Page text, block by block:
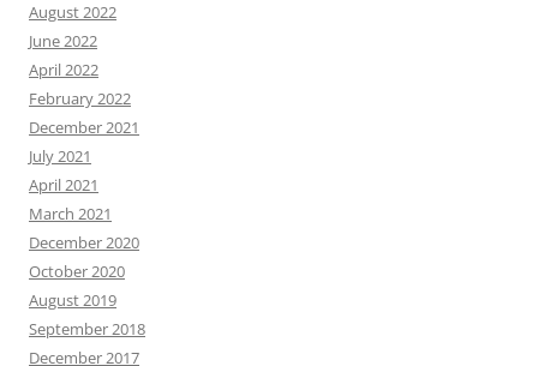
August 2022
June 2022
April 2022
February 2022
December 2021
July 2021
April 2021
March 2021
December 2020
October 2020
August 2019
September 2018
December 2017